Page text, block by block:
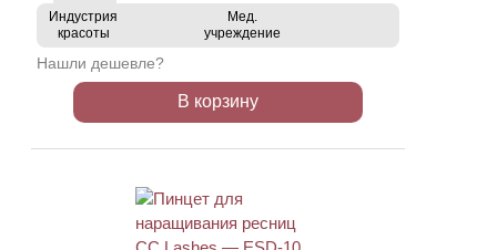
Индустрия
красоты
Мед.
учреждение
Нашли дешевле?
В корзину